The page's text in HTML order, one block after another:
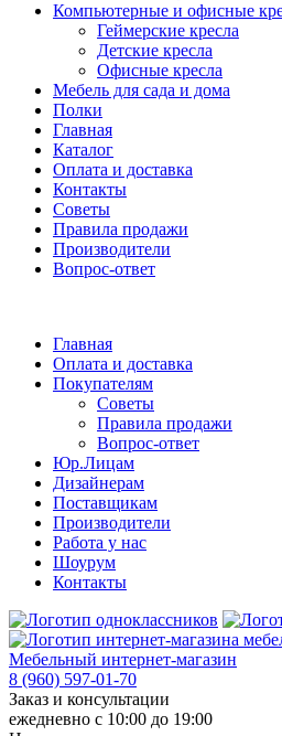
Компьютерные и офисные
Геймерские кресла
Детские кресла
Офисные кресла
Мебель для сада и дома
Полки
Главная
Каталог
Оплата и доставка
Контакты
Советы
Правила продажи
Производители
Вопрос-ответ
Главная
Оплата и доставка
Покупателям
Советы
Правила продажи
Вопрос-ответ
Юр.Лицам
Дизайнерам
Поставщикам
Производители
Работа у нас
Шоурум
Контакты
Мебельный интернет-магазин
8 (960) 597-01-70
Заказ и консультации
ежедневно с 10:00 до 19:00